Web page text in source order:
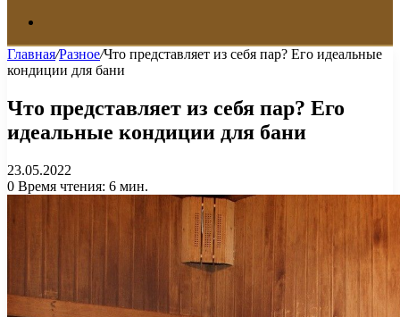
Главная/Разное/Что представляет из себя пар? Его идеальные
кондиции для бани
Что представляет из себя пар? Его
идеальные кондиции для бани
23.05.2022
0 Время чтения: 6 мин.